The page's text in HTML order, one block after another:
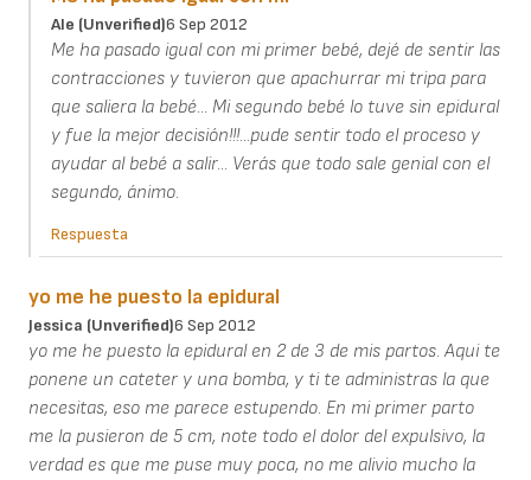
Ale (unverified)6 Sep 2012
Me ha pasado igual con mi primer bebé, dejé de sentir las
contracciones y tuvieron que apachurrar mi tripa para
que saliera la bebé... Mi segundo bebé lo tuve sin epidural
y fue la mejor decisión!!!...pude sentir todo el proceso y
ayudar al bebé a salir... Verás que todo sale genial con el
segundo, ánimo.
Respuesta
yo me he puesto la epidural
Jessica (unverified)6 Sep 2012
yo me he puesto la epidural en 2 de 3 de mis partos. Aqui te
ponene un cateter y una bomba, y ti te administras la que
necesitas, eso me parece estupendo. En mi primer parto
me la pusieron de 5 cm, note todo el dolor del expulsivo, la
verdad es que me puse muy poca, no me alivio mucho la